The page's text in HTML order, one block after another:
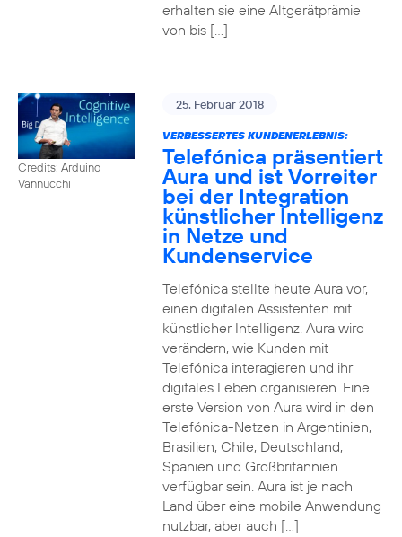
erhalten sie eine Altgerätprämie
von bis […]
Credits: Arduino
Vannucchi
25. Februar 2018
VERBESSERTES KUNDENERLEBNIS:
Telefónica präsentiert
Aura und ist Vorreiter
bei der Integration
künstlicher Intelligenz
in Netze und
Kundenservice
Telefónica stellte heute Aura vor,
einen digitalen Assistenten mit
künstlicher Intelligenz. Aura wird
verändern, wie Kunden mit
Telefónica interagieren und ihr
digitales Leben organisieren. Eine
erste Version von Aura wird in den
Telefónica-Netzen in Argentinien,
Brasilien, Chile, Deutschland,
Spanien und Großbritannien
verfügbar sein. Aura ist je nach
Land über eine mobile Anwendung
nutzbar, aber auch […]